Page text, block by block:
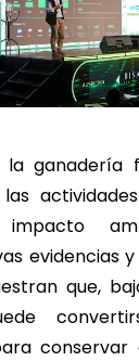
la ganadería
evidencias
que,
conservar